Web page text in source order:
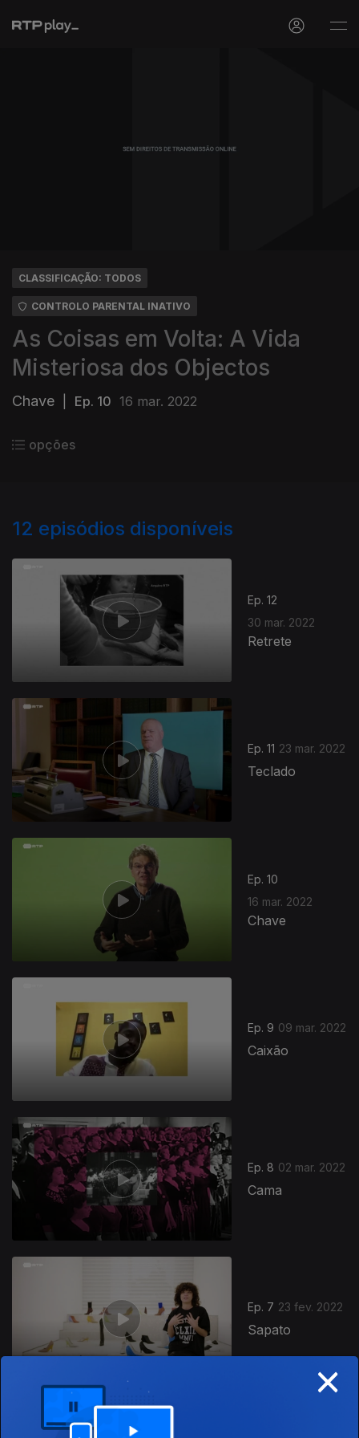
CLASSIFICAÇÃO: TODOS
CONTROLO PARENTAL INATIVO
As Coisas em Volta: A Vida
Misteriosa dos Objectos
Chave Ep. 10 16 mar. 2022
opções
12 episódios disponíveis
Ep. 12
30 mar. 2022
Retrete
Ep. 11 23 mar. 2022
Teclado
Ep. 10
16 mar. 2022
Chave
Ep. 9 09 mar. 2022
Caixão
Ep. 8 02 mar. 2022
Cama
Ep. 7 23 fev. 2022
Sapato
×